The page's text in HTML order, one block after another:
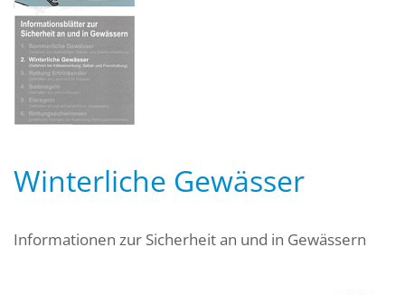
Winterliche Gewässer
Informationen zur Sicherheit an und in Gewässern